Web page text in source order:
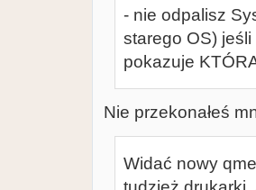
- nie odpalisz
starego OS)
pokazuje
Nie przekonałeś
Widać nowy